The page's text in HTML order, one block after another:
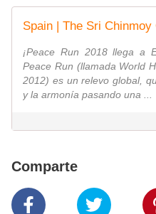
¡Peace Run 2018 llega a
Peace Run (llamada World
2012) es un relevo global,
y la armonía pasando una ...
Comparte